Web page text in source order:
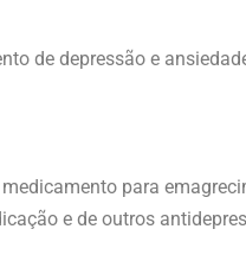
de depressão e
para
e de outros